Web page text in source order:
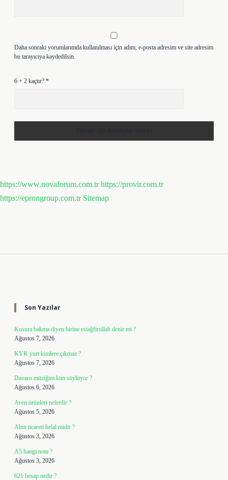
Daha sonraki yorumlarımda kullanılması için adım, e-posta adresim ve site adresim
bu tarayıcıya kaydedilsin.
6 + 2 kaçtır? *
https://www.novaforum.com.tr https://provir.com.tr
https://eprongroup.com.tr Sitemap
Son Yazılar
Kusura bakma diyen birine estağfirullah denir mi ?
Ağustos 7, 2026
KYK yurt kimlere çıkmaz ?
Ağustos 7, 2026
Davaro müziğini kim söylüyor ?
Ağustos 6, 2026
Aven ürünleri nelerdir ?
Ağustos 5, 2026
Altın ticareti helal midir ?
Ağustos 3, 2026
A5 hangi nota ?
Ağustos 3, 2026
621 hesap nedir ?